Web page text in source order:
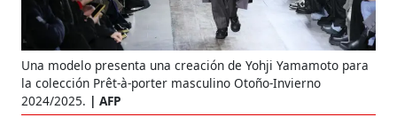
Una modelo presenta una creación de Yohji Yamamoto para
la colección Prêt-à-porter masculino Otoño-Invierno
2024/2025.
AFP